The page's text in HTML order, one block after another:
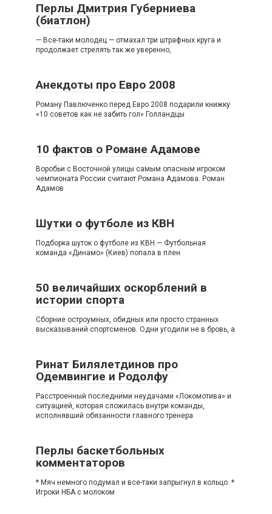
Перлы Дмитрия Губерниева
(биатлон)
— Все-таки молодец — отмахал три штрафных круга и
продолжает стрелять так же уверенно,
Анекдоты про Евро 2008
Роману Павлюченко перед Евро 2008 подарили книжку
«10 советов как не забить гол» Голландцы
10 фактов о Романе Адамове
Воробьи с Восточной улицы самым опасным игроком
чемпионата России считают Романа Адамова. Роман
Адамов
Шутки о футболе из КВН
Подборка шуток о футболе из КВН — Футбольная
команда «Динамо» (Киев) попала в плен
50 величайших оскорблений в
истории спорта
Сборние остроумных, обидных или просто странных
высказываний спортсменов. Одни угодили не в бровь, а
Ринат Билялетдинов про
Одемвингие и Родолфу
Расстроенный последними неудачами «Локомотива» и
ситуацией, которая сложилась внутри команды,
исполнявший обязанности главного тренера
Перлы баскетбольных
комментаторов
* Мяч немного подумал и все-таки запрыгнул в кольцо. *
Игроки НБА с молоком